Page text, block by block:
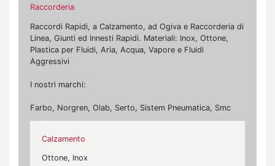
Raccorderia
Raccordi Rapidi, a Calzamento, ad Ogiva e Raccorderia di
Linea, Giunti ed Innesti Rapidi. Materiali: Inox, Ottone,
Plastica per Fluidi, Aria, Acqua, Vapore e Fluidi
Aggressivi
I nostri marchi:
Farbo, Norgren, Olab, Serto, Sistem Pneumatica, Smc
Calzamento
Ottone, Inox